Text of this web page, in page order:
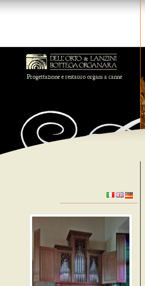
Progettazione e restauro organi a canne